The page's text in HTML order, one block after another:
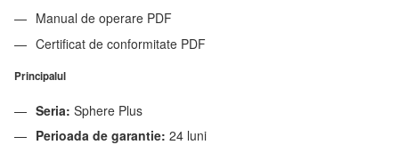
Manual de operare PDF
Certificat de conformitate PDF
Principalul
Seria: Sphere Plus
Perioada de garantie: 24 luni